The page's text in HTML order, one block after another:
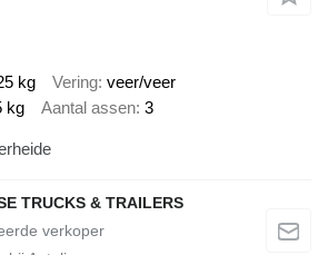
kg Vering veer/veer
kg Aantal assen 3
TRUCKS & TRAILERS